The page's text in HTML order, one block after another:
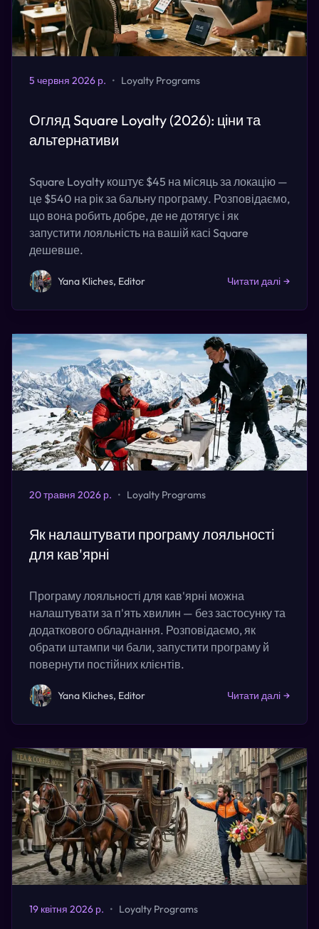
5 червня 2026 р. • Loyalty Programs
Огляд Square Loyalty (2026): ціни та
альтернативи
Square Loyalty коштує $45 на місяць за локацію —
це $540 на рік за бальну програму. Розповідаємо,
що вона робить добре, де не дотягує і як
запустити лояльність на вашій касі Square
дешевше.
Yana Kliches, Editor Читати далі →
20 травня 2026 р. • Loyalty Programs
Як налаштувати програму лояльності
для кав'ярні
Програму лояльності для кав'ярні можна
налаштувати за п'ять хвилин — без застосунку та
додаткового обладнання. Розповідаємо, як
обрати штампи чи бали, запустити програму й
повернути постійних клієнтів.
Yana Kliches, Editor Читати далі →
19 квітня 2026 р. • Loyalty Programs